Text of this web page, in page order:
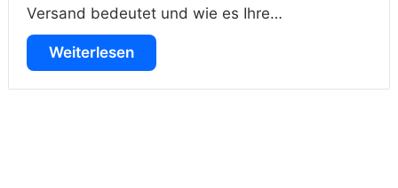
Versand bedeutet und wie es Ihre…
Weiterlesen